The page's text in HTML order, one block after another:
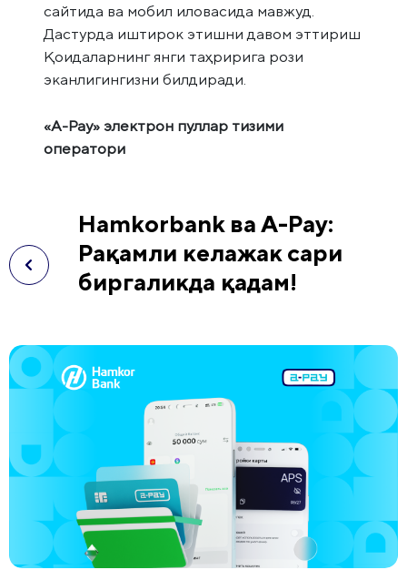
сайтида ва мобил иловасида мавжуд.
Дастурда иштирок этишни давом эттириш
Қоидаларнинг янги таҳририга рози
эканлигингизни билдиради.
«А-Pay» электрон пуллар тизими
оператори
Hamkorbank ва А-Pay:
Рақамли келажак сари
биргаликда қадам!